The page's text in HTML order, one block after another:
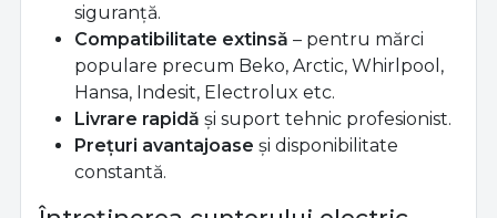
siguranță.
Compatibilitate extinsă – pentru mărci
populare precum Beko, Arctic, Whirlpool,
Hansa, Indesit, Electrolux etc.
Livrare rapidă și suport tehnic profesionist.
Prețuri avantajoase și disponibilitate
constantă.